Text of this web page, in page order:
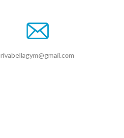
rivabellagym@gmail.com